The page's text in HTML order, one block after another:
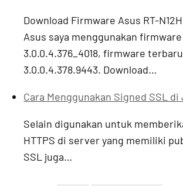
Download Firmware Asus RT-
Asus saya menggunakan firmware
3.0.0.4.376_4018, firmware terbaru
3.0.0.4.378.9443. Download…
Cara Menggunakan Signed SSL
Selain digunakan untuk
HTTPS di server yang memiliki
SSL juga…